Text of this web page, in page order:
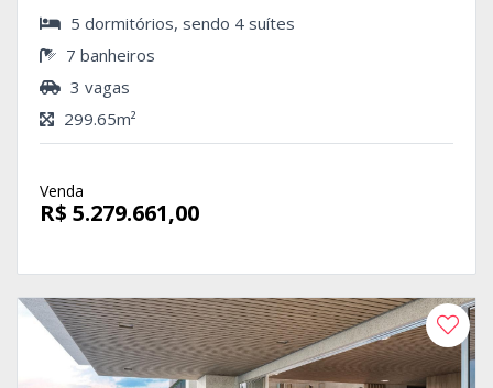
5 dormitórios, sendo 4 suítes
7 banheiros
3 vagas
299.65m²
Venda
R$ 5.279.661,00